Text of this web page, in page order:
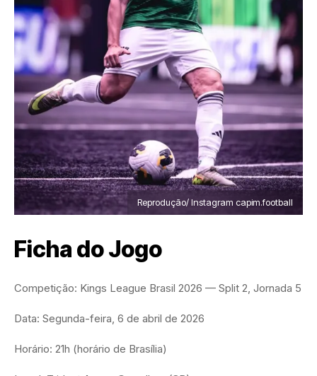
Reprodução/ Instagram capim.football
Ficha do Jogo
Competição: Kings League Brasil 2026 — Split 2, Jornada 5
Data: Segunda-feira, 6 de abril de 2026
Horário: 21h (horário de Brasília)